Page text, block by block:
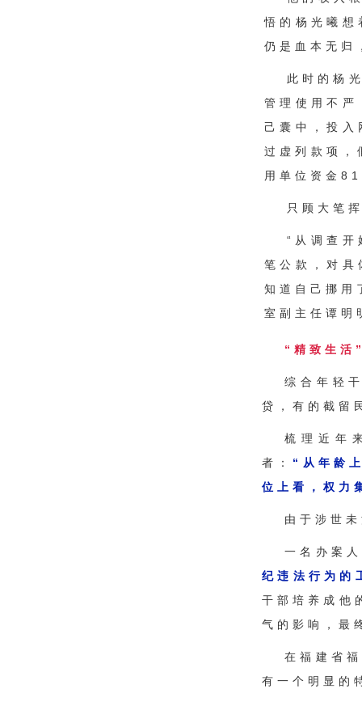
悟的杨光曦
仍是血本无归
此时的杨
管理使用不
己囊中，投入
过虚列款项，
用单位资金
只顾大笔
“从调查开
笔公款，对
知道自己挪用
室副主任谭明
“精致生活
综合年轻
贷，有的截留
梳理近年
者： “从年龄
位上看，权力
由于涉世
一名办案
纪违法行为的
干部培养成他
气的影响，最
在福建省
有一个明显的